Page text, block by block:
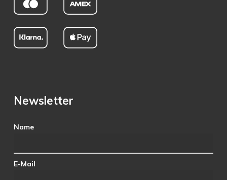
Newsletter
Name
E-Mail